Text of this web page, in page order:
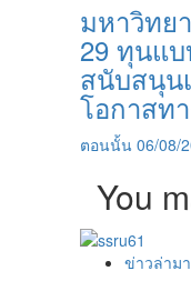
มหาวิทย
29 ทุนแ
สนับสนุน
โอกาสท
ตอนนั้น 06/08/
You
ข่าวล่าม